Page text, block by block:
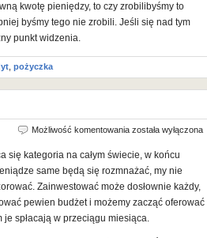
kwotę pieniędzy, to czy zrobilibyśmy to
byśmy tego nie zrobili. Jeśli się nad tym
punkt widzenia.
pożyczka
Możliwość komentowania Chwilówki
Biznes
doskonały
została wyłączona
się kategoria na całym świecie, w końcu
same będą się rozmnażać, my nie
Zainwestować może dosłownie każdy,
pewien budżet i możemy zacząć oferować
spłacają w przeciągu miesiąca.